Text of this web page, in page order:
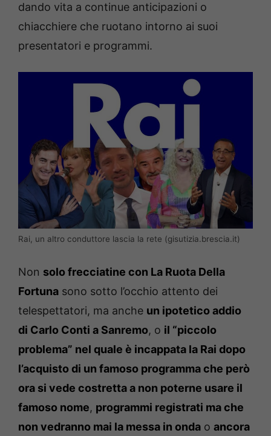
dando vita a continue anticipazioni o
chiacchiere che ruotano intorno ai suoi
presentatori e programmi.
Rai, un altro conduttore lascia la rete (gisutizia.brescia.it)
Non solo frecciatine con La Ruota Della
Fortuna sono sotto l’occhio attento dei
telespettatori, ma anche un ipotetico addio
di Carlo Conti a Sanremo, o il “piccolo
problema” nel quale è incappata la Rai dopo
l’acquisto di un famoso programma che però
ora si vede costretta a non poterne usare il
famoso nome, programmi registrati ma che
non vedranno mai la messa in onda o ancora